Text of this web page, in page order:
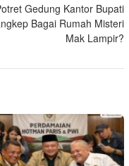
Gedung Kantor Bupati
Bagai Rumah Misteri
Mak Lampir?